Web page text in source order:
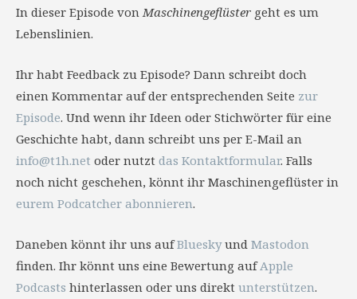
In dieser Episode vonMaschinengeflüster geht es um
Lebenslinien.
Ihr habt Feedback zu Episode? Dann schreibt doch
einen Kommentar auf der entsprechenden Seite zur
Episode. Und wenn ihr Ideen oder Stichwörter für eine
Geschichte habt, dann schreibt uns per E-Mail an
info@t1h.net oder nutzt das Kontaktformular. Falls
noch nicht geschehen, könnt ihr Maschinengeflüster in
eurem Podcatcher abonnieren.
Daneben könnt ihr uns aufBlueskyund Mastodon
finden. Ihr könnt uns eine Bewertung aufApple
Podcasts hinterlassen oder uns direkt unterstützen.